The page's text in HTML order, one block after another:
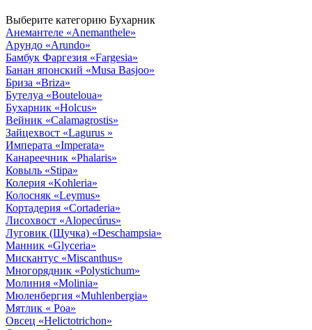
Выберите категорию Бухарник
Анемантеле «Anemanthele»
Арундо «Arundo»
Бамбук Фаргезия «Fargesia»
Банан японский «Musa Basjoo»
Бриза «Briza»
Бутелуа «Bouteloua»
Бухарник «Holcus»
Вейник «Calamagrostis»
Зайцехвост «Lagurus »
Императа «Imperata»
Канареечник «Phalaris»
Ковыль «Stipa»
Колерия «Kohleria»
Колосняк «Leymus»
Кортадерия «Cortaderia»
Лисохвост «Alopecúrus»
Луговик (Щучка) «Deschampsia»
Манник «Glyceria»
Мискантус «Miscanthus»
Многорядник «Polystichum»
Молиния «Molinia»
Мюленбергия «Muhlenbergia»
Мятлик « Poa»
Овсец «Helictotrichon»